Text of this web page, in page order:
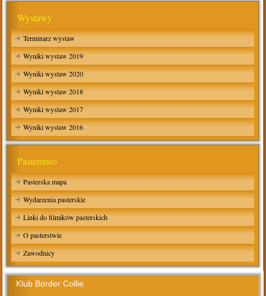
Wystawy
Terminarz wystaw
Wyniki wystaw 2019
Wyniki wystaw 2020
Wyniki wystaw 2018
Wyniki wystaw 2017
Wyniki wystaw 2016
Pasterstwo
Pasterska mapa
Wydarzenia pasterskie
Linki do filmików pasterskich
O pasterstwie
Zawodnicy
Klub Border Collie